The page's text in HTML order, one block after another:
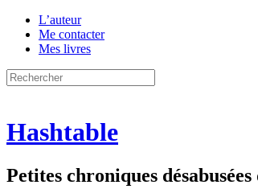
L’auteur
Me contacter
Mes livres
Hashtable
Petites chroniques